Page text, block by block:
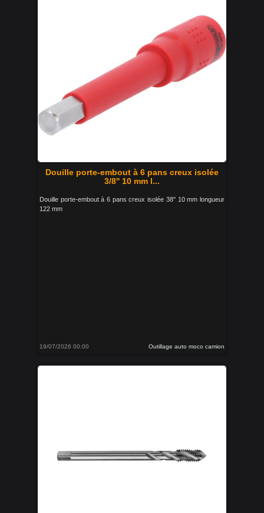
Douille porte-embout à 6 pans creux isolée
3/8'' 10 mm l...
Douille porte-embout à 6 pans creux isolée 38'' 10 mm longueur
122 mm
19/07/2026 00:00 Outillage auto moco camion